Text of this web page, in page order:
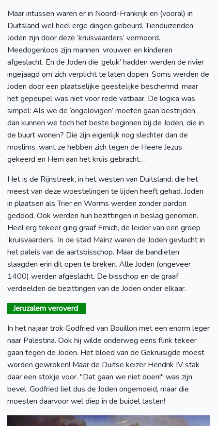
Maar intussen waren er in Noord-Frankrijk en (vooral) in
Duitsland wel heel erge dingen gebeurd. Tienduizenden
Joden zijn door deze ‘kruisvaarders’ vermoord.
Meedogenloos zijn mannen, vrouwen en kinderen
afgeslacht. En de Joden die ‘geluk’ hadden werden de rivier
ingejaagd om zich verplicht te laten dopen. Soms werden de
Joden door een plaatselijke geestelijke beschermd, maar
het gepeupel was niet voor rede vatbaar. De logica was
simpel: Als we de ‘ongelovigen’ moeten gaan bestrijden,
dan kunnen we toch het beste beginnen bij de Joden, die in
de buurt wonen? Die zijn eigenlijk nog slechter dan de
moslims, want ze hebben zich tegen de Heere Jezus
gekeerd en Hem aan het kruis gebracht…
Het is de Rijnstreek, in het westen van Duitsland, die het
meest van deze woestelingen te lijden heeft gehad. Joden
in plaatsen als Trier en Worms werden zonder pardon
gedood. Ook werden hun bezittingen in beslag genomen.
Heel erg tekeer ging graaf Emich, de leider van een groep
‘kruisvaarders’. In de stad Mainz waren de Joden gevlucht in
het paleis van de aartsbisschop. Maar de bandieten
slaagden erin dit open te breken. Alle Joden (ongeveer
1400) werden afgeslacht. De bisschop en de graaf
verdeelden de bezittingen van de Joden onder elkaar.
Jeruzalem veroverd
In het najaar trok Godfried van Bouillon met een enorm leger
naar Palestina. Ook hij wilde onderweg eens flink tekeer
gaan tegen de Joden. Het bloed van de Gekruisigde moest
worden gewroken! Maar de Duitse keizer Hendrik IV stak
daar een stokje voor. "Dat gaan we niet doen!" was zijn
bevel. Godfried liet dus de Joden ongemoeid, maar die
moesten daarvoor wel diep in de buidel tasten!